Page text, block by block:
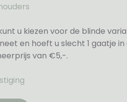
u kiezen voor de blinde
en hoeft u slecht 1 gaatje
van €5,-.